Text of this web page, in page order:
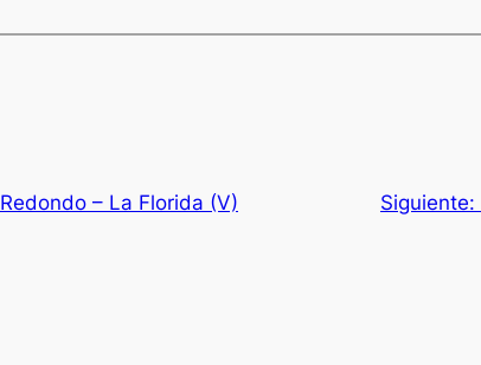
– La Florida (V) Siguiente: